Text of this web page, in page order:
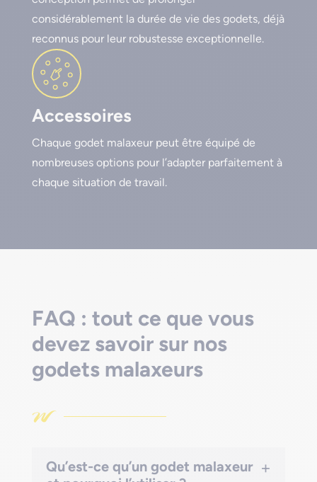
considérablement la durée de vie des godets, déjà
reconnus pour leur robustesse exceptionnelle.
Accessoires
Chaque godet malaxeur peut être équipé de
nombreuses options pour l’adapter parfaitement à
chaque situation de travail.
FAQ : tout ce que vous
devez savoir sur nos
godets malaxeurs
Qu’est-ce qu’un godet malaxeur +